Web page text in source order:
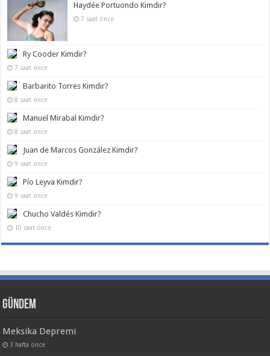
Haydée Portuondo Kimdir?
7 saat önce
Ry Cooder Kimdir?
7 saat önce
Barbarito Torres Kimdir?
8 saat önce
Manuel Mirabal Kimdir?
8 saat önce
Juan de Marcos González Kimdir?
9 saat önce
Pío Leyva Kimdir?
9 saat önce
Chucho Valdés Kimdir?
10 saat önce
Gündem
Meksika Depremi
3 hafta önce